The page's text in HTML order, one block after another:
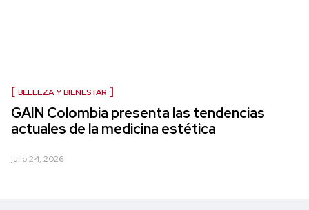
BELLEZA Y BIENESTAR
GAIN Colombia presenta las tendencias
actuales de la medicina estética
julio 24, 2026